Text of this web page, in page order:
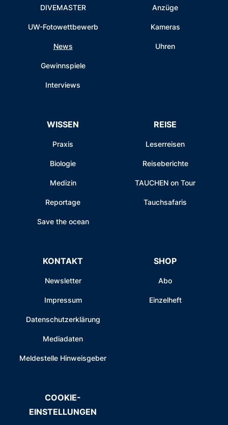
DIVEMASTER
UW-Fotowettbewerb
News
Gewinnspiele
Interviews
Anzüge
Kameras
Uhren
WISSEN
Praxis
Biologie
Medizin
Reportage
Save the ocean
REISE
Leserreisen
Reiseberichte
TAUCHEN on Tour
Tauchsafaris
KONTAKT
Newsletter
Impressum
Datenschutzerklärung
Mediadaten
Meldestelle Hinweisgeber
SHOP
Abo
Einzelheft
COOKIE-
EINSTELLUNGEN